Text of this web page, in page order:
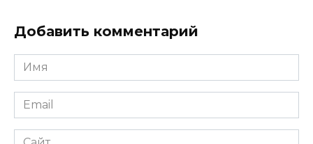
Добавить комментарий
Имя
Email
Сайт